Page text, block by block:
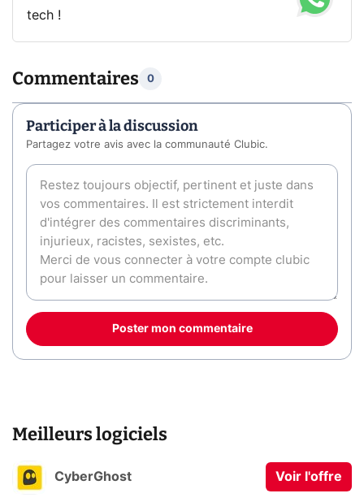
tech !
Commentaires 0
Participer à la discussion
Partagez votre avis avec la communauté Clubic.
Poster mon commentaire
Meilleurs logiciels
CyberGhost Voir l'offre